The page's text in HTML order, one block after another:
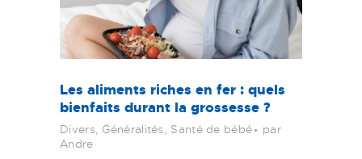
Les aliments riches en fer : quels
bienfaits durant la grossesse ?
Divers,Généralités, Santé de bébé
par
Andre